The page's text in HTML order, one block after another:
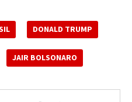
DONALD TRUMP
JAIR BOLSONARO